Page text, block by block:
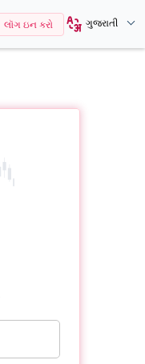
લૉગ ઇન કરો ગુજરાતી